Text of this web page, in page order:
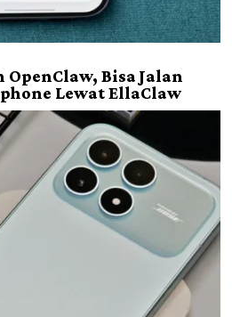
Bisa Jalan
Lewat EllaClaw